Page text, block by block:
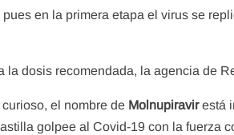
pues en la primera etapa el virus se
la dosis recomendada, la agencia de
el nombre de Molnupiravirestá
golpee al Covid-19 con la fuerza